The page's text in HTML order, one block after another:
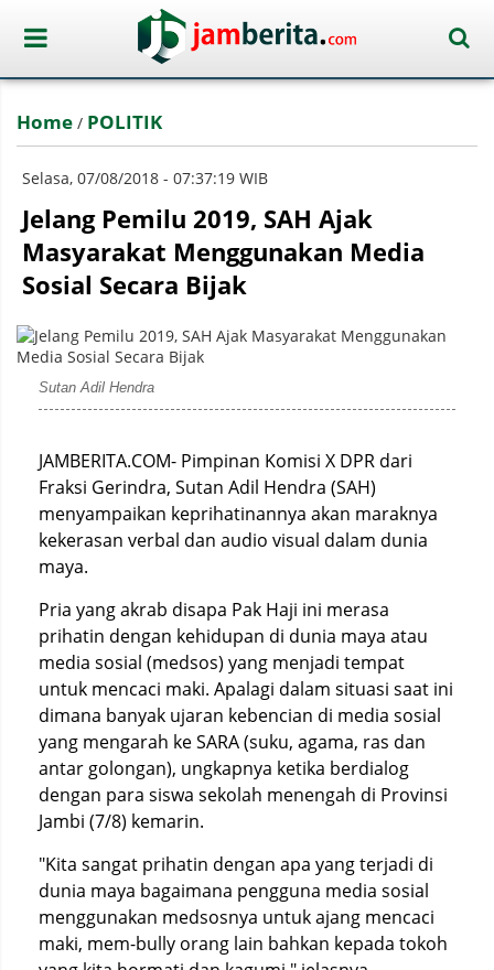
Home / POLITIK
Selasa, 07/08/2018 - 07:37:19 WIB
Jelang Pemilu 2019, SAH Ajak
Masyarakat Menggunakan Media
Sosial Secara Bijak
Sutan Adil Hendra
JAMBERITA.COM- Pimpinan Komisi X DPR dari
Fraksi Gerindra, Sutan Adil Hendra (SAH)
menyampaikan keprihatinannya akan maraknya
kekerasan verbal dan audio visual dalam dunia
maya.
Pria yang akrab disapa Pak Haji ini merasa
prihatin dengan kehidupan di dunia maya atau
media sosial (medsos) yang menjadi tempat
untuk mencaci maki. Apalagi dalam situasi saat ini
dimana banyak ujaran kebencian di media sosial
yang mengarah ke SARA (suku, agama, ras dan
antar golongan), ungkapnya ketika berdialog
dengan para siswa sekolah menengah di Provinsi
Jambi (7/8) kemarin.
"Kita sangat prihatin dengan apa yang terjadi di
dunia maya bagaimana pengguna media sosial
menggunakan medsosnya untuk ajang mencaci
maki, mem-bully orang lain bahkan kepada tokoh